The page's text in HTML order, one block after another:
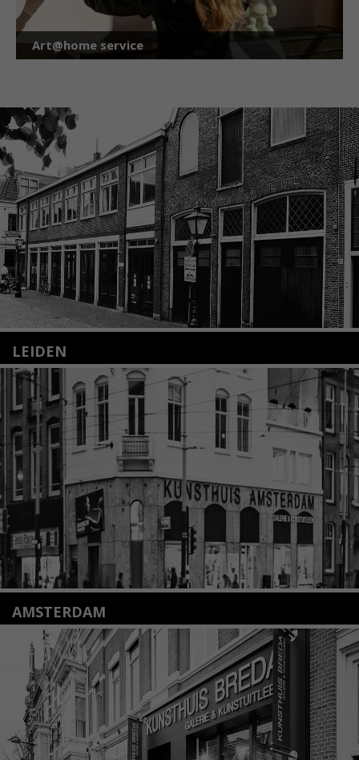
Art@home service
LEIDEN
Nieuwstraat 35
2312 KA Leiden
+31(0)71 – 52 84 480
info@kunsthuisleiden.nl
Lees meer
AMSTERDAM
Amstelveenseweg 135
1075 VX Amsterdam
+31 (0)20 2332546
info@kunsthuisamsterdam.nl
Lees meer